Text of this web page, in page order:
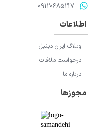
​​​​​​​09120685217​​​​​​​
اطلاعات
وبلاگ ایران دیتیل
درخواست ملاقات
درباره ما
مجوزها